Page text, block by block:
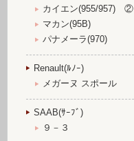
カイエン(955/957) ②
マカン(95B)
パナメーラ(970)
Renault(ﾙﾉｰ)
メガーヌ スポール
SAAB(ｻｰﾌﾞ)
９－３